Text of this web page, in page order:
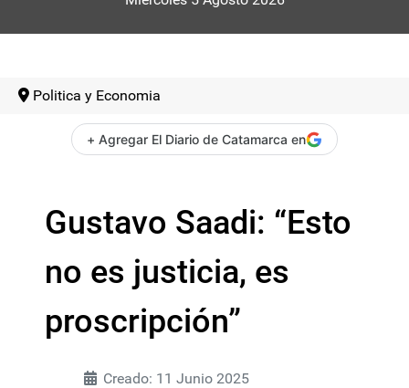
Politica y Economia
+ Agregar El Diario de Catamarca en
Gustavo Saadi: “Esto
no es justicia, es
proscripción”
Creado: 11 Junio 2025